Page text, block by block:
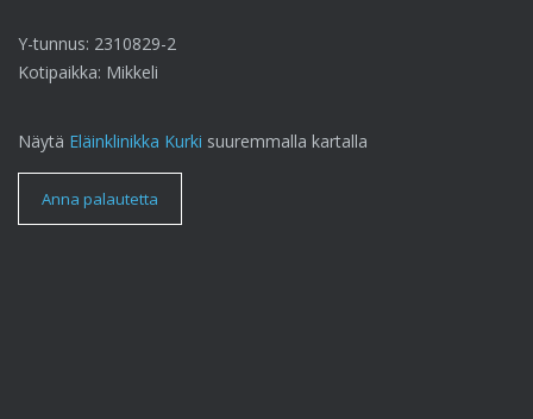
Y-tunnus: 2310829-2
Kotipaikka: Mikkeli
Näytä Eläinklinikka Kurki suuremmalla kartalla
Anna palautetta